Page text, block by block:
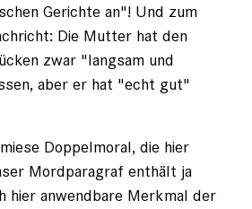
Gerichte an"! Und zum
Die Mutter hat den
zwar "langsam und
aber er hat "echt gut"
Doppelmoral, die hier
Mordparagraf enthält ja
hier anwendbare Merkmal der